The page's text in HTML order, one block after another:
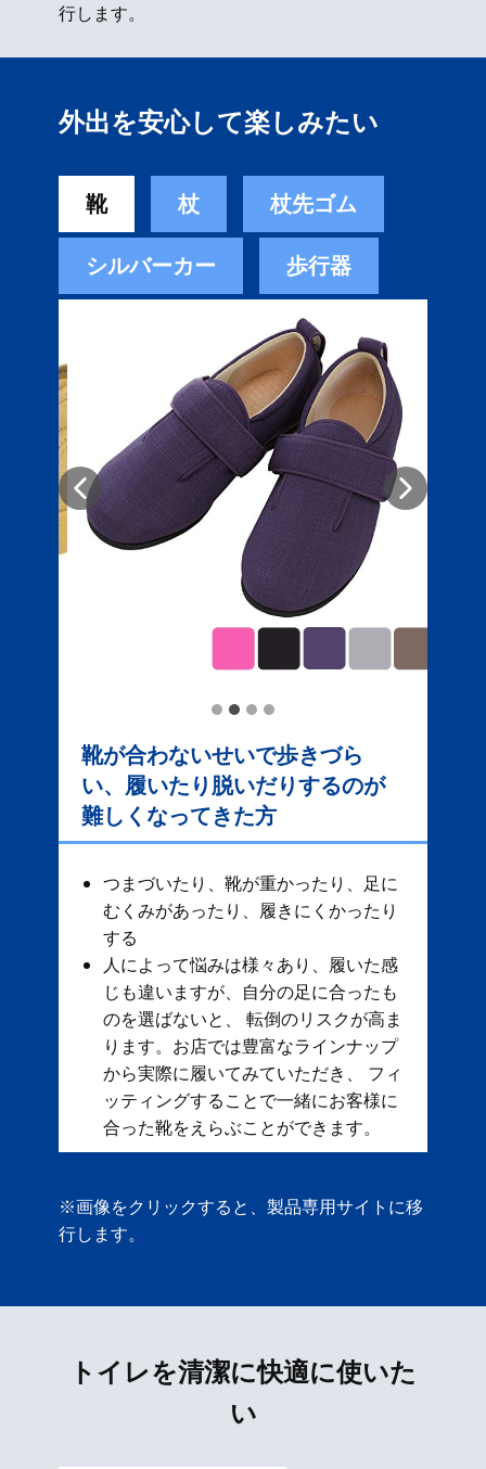
行します。
外出を安心して楽しみたい
靴 杖 杖先ゴム
シルバーカー 歩行器
靴が合わないせいで歩きづら
い、履いたり脱いだりするのが
難しくなってきた方
つまづいたり、靴が重かったり、足に
むくみがあったり、履きにくかったり
する
人によって悩みは様々あり、履いた感
じも違いますが、自分の足に合ったも
のを選ばないと、 転倒のリスクが高ま
ります。お店では豊富なラインナップ
から実際に履いてみていただき、 フィ
ッティングすることで一緒にお客様に
合った靴をえらぶことができます。
※画像をクリックすると、製品専用サイトに移
行します。
トイレを清潔に快適に使いた
い